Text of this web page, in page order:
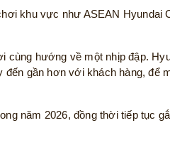
khu vực như ASEAN Hyundai
cùng hướng về một nhịp đập.
gần hơn với khách hàng, để
năm 2026, đồng thời tiếp tục